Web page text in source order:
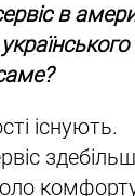
в
існують.